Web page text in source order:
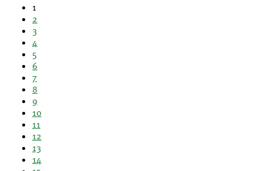
1
2
3
4
5
6
7
8
9
10
11
12
13
14